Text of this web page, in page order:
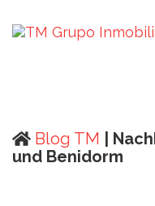
Blog TM
|
und Benidorm